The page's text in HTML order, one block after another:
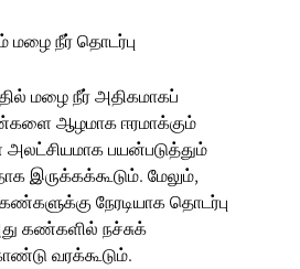
மழை நீர் தொடர்பு
மழை நீர் அதிகமாகப்
ஆழமாக ஈரமாக்கும்
பயன்படுத்தும்
இருக்கக்கூடும். மேலும்,
நேரடியாக தொடர்பு
கண்களில் நச்சுக்
வரக்கூடும்.